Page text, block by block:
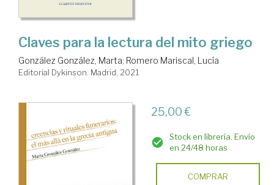
Claves para la lectura del mito griego
González González, Marta; Romero Mariscal, Lucía
Editorial Dykinson. Madrid, 2021
25,00 €
Stock en librería. Envío
en 24/48 horas
COMPRAR